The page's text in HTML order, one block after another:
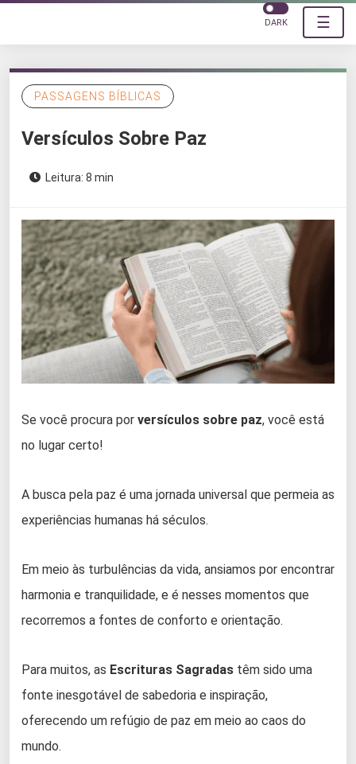
☰
DARK
PASSAGENS BÍBLICAS
Versículos Sobre Paz
Leitura: 8 min
Se você procura por versículos sobre paz, você está
no lugar certo!
A busca pela paz é uma jornada universal que permeia as
experiências humanas há séculos.
Em meio às turbulências da vida, ansiamos por encontrar
harmonia e tranquilidade, e é nesses momentos que
recorremos a fontes de conforto e orientação.
Para muitos, as Escrituras Sagradas têm sido uma
fonte inesgotável de sabedoria e inspiração,
oferecendo um refúgio de paz em meio ao caos do
mundo.